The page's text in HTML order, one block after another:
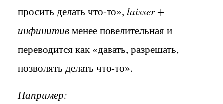
просить делать что-то», laisser+
инфинитивменее повелительная и
переводится как «давать, разрешать,
позволять делать что-то».
Например: